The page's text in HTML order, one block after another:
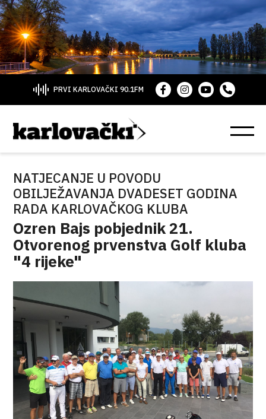
PRVI KARLOVAČKI 90.1FM
NATJECANJE U POVODU
OBILJEŽAVANJA DVADESET GODINA
RADA KARLOVAČKOG KLUBA
Ozren Bajs pobjednik 21.
Otvorenog prvenstva Golf kluba
"4 rijeke"